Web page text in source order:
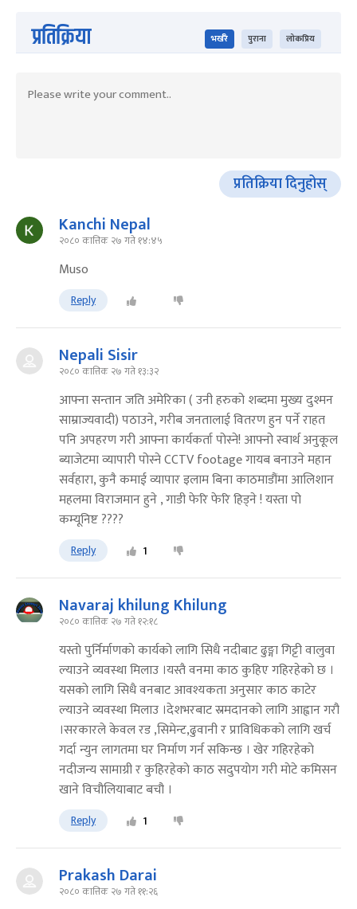
प्रतिक्रिया भर्खरै पुराना लोकप्रिय
प्रतिक्रिया दिनुहोस्
Kanchi Nepal
२०८० कात्तिक २७ गते १४:४५
Muso
Reply
Nepali Sisir
२०८० कात्तिक २७ गते १३:३२
आफ्ना सन्तान जति अमेरिका ( उनी हरुको शब्दमा मुख्य दुश्मन
साम्राज्यवादी) पठाउने, गरीब जनतालाई वितरण हुन पर्ने राहत
पनि अपहरण गरी आफ्ना कार्यकर्ता पोस्ने! आफ्नो स्वार्थ अनुकूल
ब्याजेटमा व्यापारी पोस्ने CCTV footage गायब बनाउने महान
सर्वहारा, कुनै कमाई व्यापार इलाम बिना काठमाडौंमा आलिशान
महलमा विराजमान हुने , गाडी फेरि फेरि हिड्ने ! यस्ता पो
कम्यूनिष्ट ????
Reply 1
Navaraj khilung Khilung
२०८० कात्तिक २७ गते १२:१८
यस्ताे पुर्निर्माणकाे कार्यकाे लागि सिधै नदीबाट ढुङ्गा गिट्टी वालुवा
ल्याउने व्यवस्था मिलाउ ।यस्तै वनमा काठ कुहिए गहिरहेकाे छ ।
यसकाे लागि सिधै वनबाट आवश्यकता अनुसार काठ काटेर
ल्याउने व्यवस्था मिलाउ ।देशभरबाट स्रमदानकाे लागि आह्वान गरौ
।सरकारले केवल रड ,सिमेन्ट,ढुवानी र प्राविधिककाे लागि खर्च
गर्दा न्युन लागतमा घर निर्माण गर्न सकिन्छ । खेर गहिरहेकाे
नदीजन्य सामाग्री र कुहिरहेकाे काठ सदुपयाेग गरी माेटे कमिसन
खाने विचौलियाबाट बचौ ।
Reply 1
Prakash Darai
२०८० कात्तिक २७ गते ११:२६